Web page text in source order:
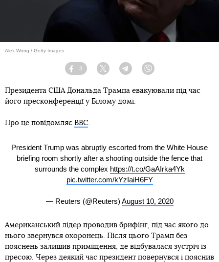
Alex Wong / Getty Images
Facebook
3
Twitter TelegramViber
Президента США Дональда Трампа евакуювали під час
його пресконференції у Білому домі.
Про це повідомляє ВВС.
President Trump was abruptly escorted from the White House
briefing room shortly after a shooting outside the fence that
surrounds the complex https://t.co/GaAIrka4Yk
pic.twitter.com/kYzIaiH6FY
— Reuters (@Reuters) August 10, 2020
Американський лідер проводив брифінг, під час якого до
нього звернувся охоронець. Після цього Трамп без
пояснень залишив приміщення, де відбувалася зустріч із
пресою. Через деякий час президент повернувся і пояснив